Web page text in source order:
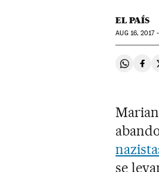
EL PAÍS
AUG16, 2017
se